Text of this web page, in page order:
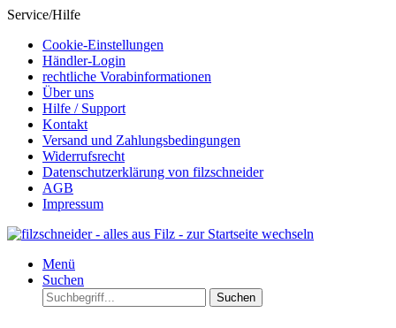
Service/Hilfe
Cookie-Einstellungen
Händler-Login
rechtliche Vorabinformationen
Über uns
Hilfe / Support
Kontakt
Versand und Zahlungsbedingungen
Widerrufsrecht
Datenschutzerklärung von filzschneider
AGB
Impressum
Menü
Suchen
Suchen